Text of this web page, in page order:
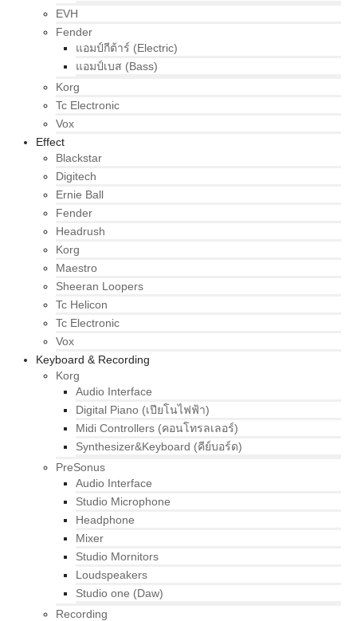
EVH
Fender
แอมป์กีต้าร์ (Electric)
แอมป์เบส (Bass)
Korg
Tc Electronic
Vox
Effect
Blackstar
Digitech
Ernie Ball
Fender
Headrush
Korg
Maestro
Sheeran Loopers
Tc Helicon
Tc Electronic
Vox
Keyboard & Recording
Korg
Audio Interface
Digital Piano (เปียโนไฟฟ้า)
Midi Controllers (คอนโทรลเลอร์)
Synthesizer&Keyboard (คีย์บอร์ด)
PreSonus
Audio Interface
Studio Microphone
Headphone
Mixer
Studio Mornitors
Loudspeakers
Studio one (Daw)
Recording